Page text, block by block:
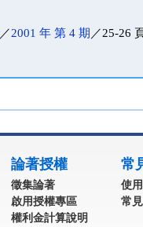
／2001 年 第 4 期 ／25-26
論著授權
徵集論著
啟用授權專區
權利金計算說明
常
使
常